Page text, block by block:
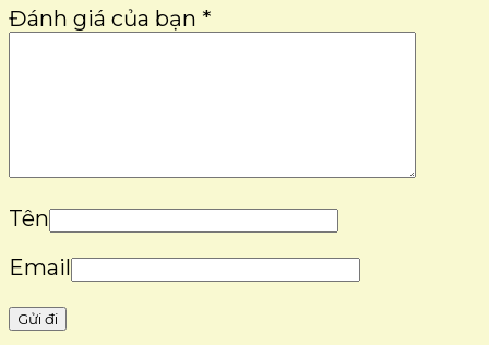
Đánh giá của bạn *
Tên
Email